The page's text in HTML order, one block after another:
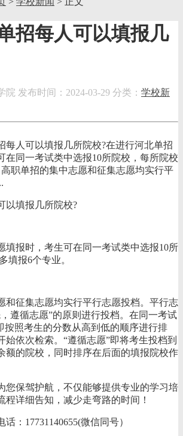
招每人可以填报几
院 发布时间：2024-03-29 分类： 学校新
每人可以填报几所院校?在进行河北单招
在同一考试类中选报10所院校，每所院校
职单招的集中志愿和征集志愿均实行平
以填报几所院校?
填报时，考生可在同一考试类中选报10所
填报6个专业。
和征集志愿均实行平行志愿投档。平行志
遵循志愿”的原则进行投档。在同一考试
按照考生的分数从高到低的顺序进行排
始依次检索。“遵循志愿”即将考生投档到
额的院校，同时排序在后面的填报院校作
您保驾护航，不仅能够提供专业的学习培
程详细告知，减少走弯路的时间！
：17731140655(微信同号）